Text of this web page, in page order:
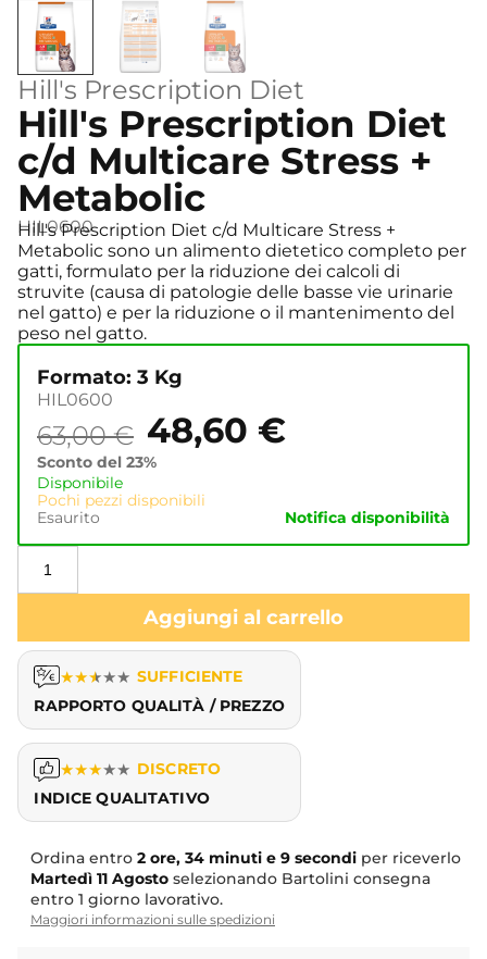
Hill's Prescription Diet
Hill's Prescription Diet
c/d Multicare Stress +
Metabolic
HIL0600
Hill's Prescription Diet c/d Multicare Stress +
Metabolic sono un alimento dietetico completo per
gatti, formulato per la riduzione dei calcoli di
struvite (causa di patologie delle basse vie urinarie
nel gatto) e per la riduzione o il mantenimento del
peso nel gatto.
Formato: 3 Kg
HIL0600
63,00€ 48,60 €
Sconto del 23%
Disponibile
Pochi pezzi disponibili
Esaurito
Notifica disponibilità
Aggiungi al carrello
★★★★★ SUFFICIENTE
RAPPORTO QUALITÀ / PREZZO
★★★★★ DISCRETO
INDICE QUALITATIVO
Ordina entro 2 ore, 34 minuti e 9 secondi per riceverlo
Martedì 11 Agosto selezionando Bartolini consegna
entro 1 giorno lavorativo.
Maggiori informazioni sulle spedizioni